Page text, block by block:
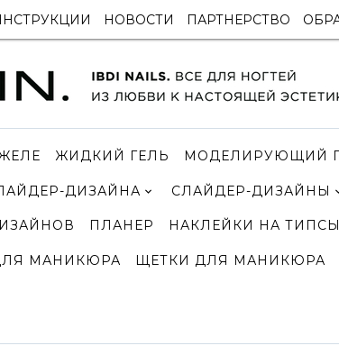
НОВОСТИ ПАРТНЕРСТВО
ЖИДКИЙ ГЕЛЬ МОДЕЛИРУЮЩИЙ
ДИЗАЙНА СЛАЙДЕР-ДИЗАЙНЫ
ПЛАНЕР НАКЛЕЙКИ НА ТИПСЫ
МАНИКЮРА ЩЕТКИ ДЛЯ МАНИКЮРА